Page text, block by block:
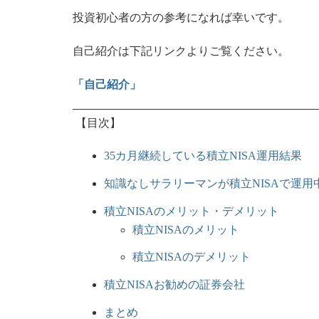
投資初心者の方の参考になれば幸いです。
自己紹介は下記リンクよりご覧ください。
「自己紹介」
【目次】
35カ月継続している積立NISA運用結果
知識なしサラリーマンが積立NISAで運用
積立NISAのメリット・デメリット
積立NISAのメリット
積立NISAのデメリット
積立NISAお勧めの証券会社
まとめ